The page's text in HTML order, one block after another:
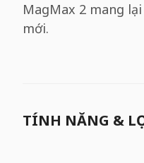
MagMax 2 mang
mới.
TÍNH NĂNG &